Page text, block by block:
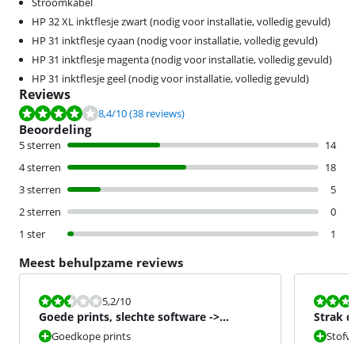
HP 32 XL inktflesje zwart (nodig voor installatie, volledig gevuld)
HP 31 inktflesje cyaan (nodig voor installatie, volledig gevuld)
HP 31 inktflesje magenta (nodig voor installatie, volledig gevuld)
HP 31 inktflesje geel (nodig voor installatie, volledig gevuld)
Reviews
Beoordeling is 8,4 van de 10, gebaseerd op 38 reviews.
8,4/10(38 reviews)
Beoordeling
5 sterren
14
4 sterren
18
3 sterren
5
2 sterren
0
1 ster
1
Meest behulpzame reviews
Beoordeling is 5,2 van de 10.
5,2/10
Goede prints, slechte software ->
dealbreaker
Goedkope prints
Strak